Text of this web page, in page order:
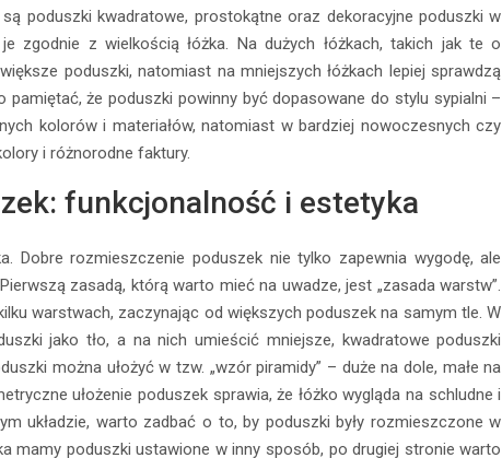
poduszki kwadratowe, prostokątne oraz dekoracyjne poduszki w
zgodnie z wielkością łóżka. Na dużych łóżkach, takich jak te o
poduszki, natomiast na mniejszych łóżkach lepiej sprawdzą
że poduszki powinny być dopasowane do stylu sypialni –
kolorów i materiałów, natomiast w bardziej nowoczesnych czy
i różnorodne faktury.
funkcjonalność i estetyka
Dobre rozmieszczenie poduszek nie tylko zapewnia wygodę, ale
zasadą, którą warto mieć na uwadze, jest „zasada warstw”.
warstwach, zaczynając od większych poduszek na samym tle. W
jako tło, a na nich umieścić mniejsze, kwadratowe poduszki
można ułożyć w tzw. „wzór piramidy” – duże na dole, małe na
ułożenie poduszek sprawia, że łóżko wygląda na schludne i
układzie, warto zadbać o to, by poduszki były rozmieszczone w
mamy poduszki ustawione w inny sposób, po drugiej stronie warto